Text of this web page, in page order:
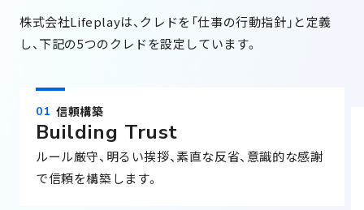
株式会社Lifeplayは、クレドを「仕事の行動指針」と定義
し、下記の5つのクレドを設定しています。
信頼構築
Building Trust
ルール厳守、明るい挨拶、素直な反省、意識的な感謝
で信頼を構築します。